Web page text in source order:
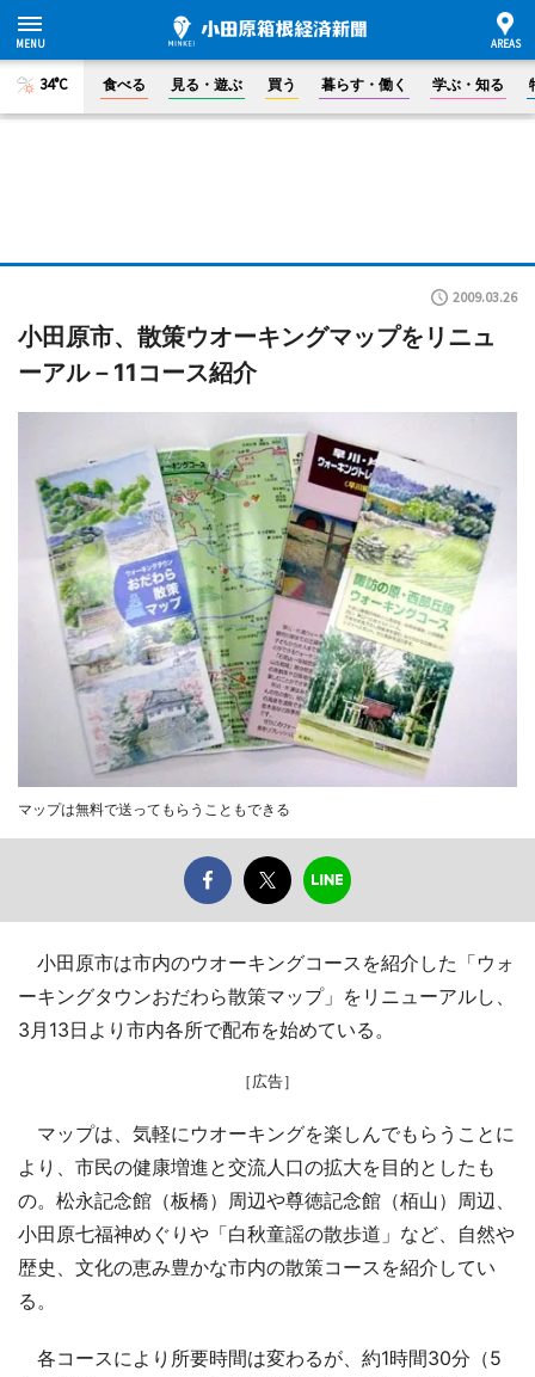
34°C 食べる 見る・遊ぶ 買う 暮らす・働く 学ぶ・知る
2009.03.26
小田原市、散策ウオーキングマップをリニュ
ーアル－11コース紹介
マップは無料で送ってもらうこともできる
小田原市は市内のウオーキングコースを紹介した「ウォ
ーキングタウンおだわら散策マップ」をリニューアルし、
3月13日より市内各所で配布を始めている。
［広告］
マップは、気軽にウオーキングを楽しんでもらうことに
より、市民の健康増進と交流人口の拡大を目的としたも
の。松永記念館（板橋）周辺や尊徳記念館（栢山）周辺、
小田原七福神めぐりや「白秋童謡の散歩道」など、自然や
歴史、文化の恵み豊かな市内の散策コースを紹介してい
る。
各コースにより所要時間は変わるが、約1時間30分（5